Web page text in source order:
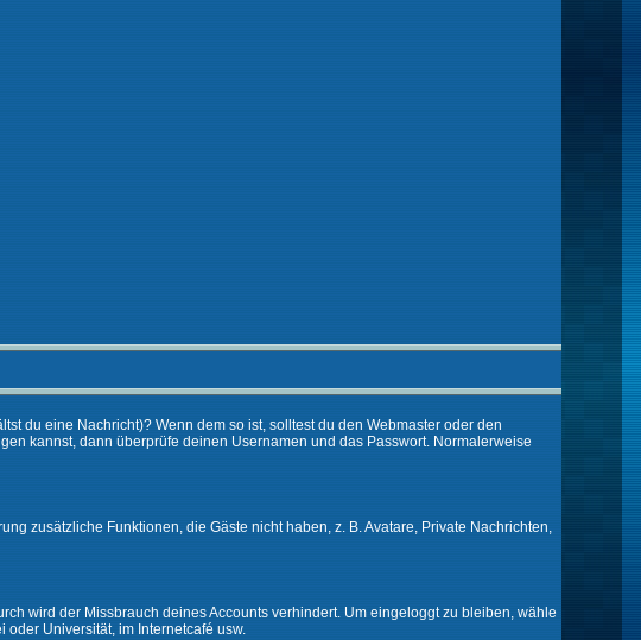
du eine Nachricht)? Wenn dem so ist, solltest du den Webmaster oder den
kannst, dann überprüfe deinen Usernamen und das Passwort. Normalerweise
zusätzliche Funktionen, die Gäste nicht haben, z. B. Avatare, Private Nachrichten,
wird der Missbrauch deines Accounts verhindert. Um eingeloggt zu bleiben, wähle
Universität, im Internetcafé usw.